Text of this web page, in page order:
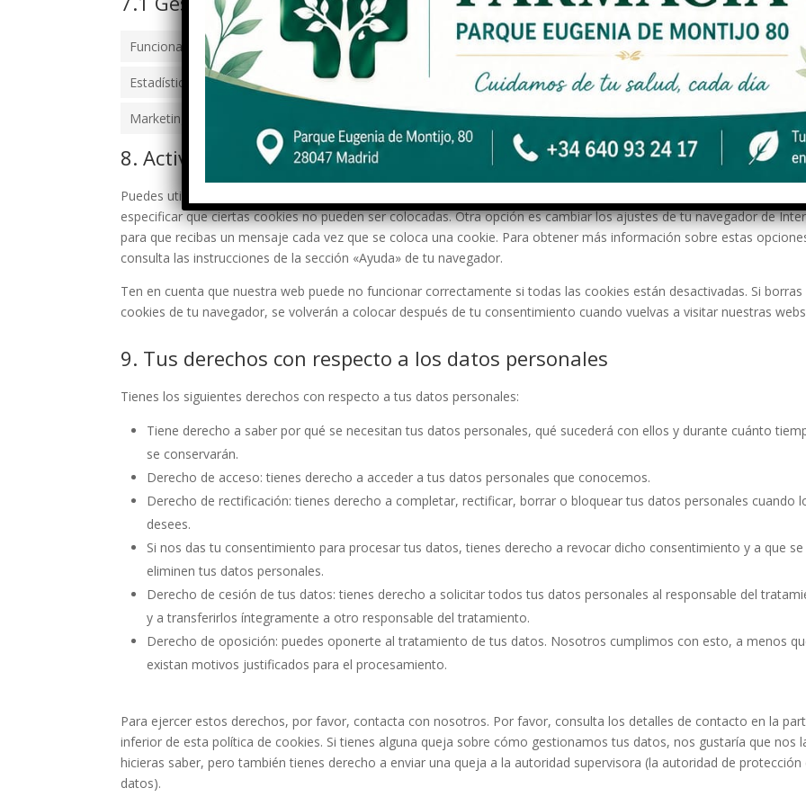
Funcional
Estadísticas
Marketing
8. Activación/desactivación y borrado de cookies
Puedes utilizar tu navegador de Internet para eliminar las cookies de forma automática o manual. También puedes
especificar que ciertas cookies no pueden ser colocadas. Otra opción es cambiar los ajustes de tu navegador de
para que recibas un mensaje cada vez que se coloca una cookie. Para obtener más información sobre estas
consulta las instrucciones de la sección «Ayuda» de tu navegador.
Ten en cuenta que nuestra web puede no funcionar correctamente si todas las cookies están desactivadas. Si borras
cookies de tu navegador, se volverán a colocar después de tu consentimiento cuando vuelvas a visitar nuestras
9. Tus derechos con respecto a los datos personales
Tienes los siguientes derechos con respecto a tus datos personales:
Tiene derecho a saber por qué se necesitan tus datos personales, qué sucederá con ellos y durante cuánto
se conservarán.
Derecho de acceso: tienes derecho a acceder a tus datos personales que conocemos.
Derecho de rectificación: tienes derecho a completar, rectificar, borrar o bloquear tus datos personales cuando
desees.
Si nos das tu consentimiento para procesar tus datos, tienes derecho a revocar dicho consentimiento y a que se
eliminen tus datos personales.
Derecho de cesión de tus datos: tienes derecho a solicitar todos tus datos personales al responsable del
y a transferirlos íntegramente a otro responsable del tratamiento.
Derecho de oposición: puedes oponerte al tratamiento de tus datos. Nosotros cumplimos con esto, a menos
existan motivos justificados para el procesamiento.
Para ejercer estos derechos, por favor, contacta con nosotros. Por favor, consulta los detalles de contacto en la
inferior de esta política de cookies. Si tienes alguna queja sobre cómo gestionamos tus datos, nos gustaría que nos
hicieras saber, pero también tienes derecho a enviar una queja a la autoridad supervisora (la autoridad de protección
datos).